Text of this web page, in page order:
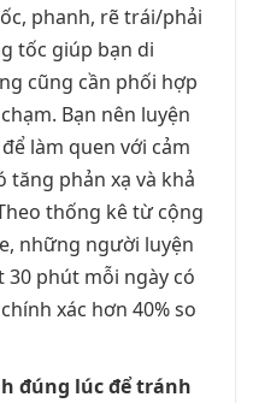
phanh, rẽ trái/phải
tốc giúp bạn di
cũng cần phối hợp
Bạn nên luyện
làm quen với cảm
tăng phản xạ và khả
thống kê từ cộng
những người luyện
phút mỗi ngày có
xác hơn 40% so
đúng lúc để tránh